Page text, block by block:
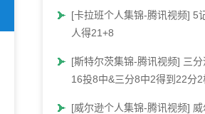
[卡拉班个人集锦-腾讯视频] 5
人得21+8
[斯特尔茨集锦-腾讯视频] 三分
16投8中&三分8中2得到22分2
[威尔逊个人集锦-腾讯视频]